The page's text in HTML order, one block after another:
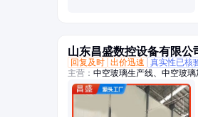
山东昌盛数控设备有限公
回复及时 出价迅速 真实性已核
主营： 中空玻璃生产线、中空玻
双组份打胶机、中空玻璃打胶机
空玻璃充气线、玻璃清洗机、中
机、分子筛灌装机、中空玻璃充